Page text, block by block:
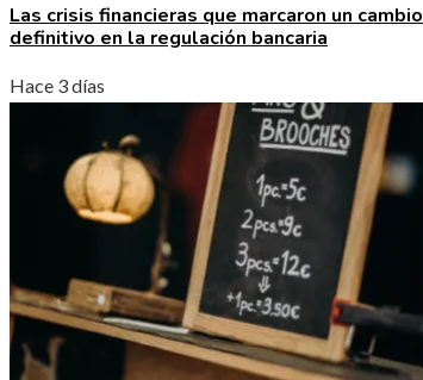
Las crisis financieras que marcaron un cambio
definitivo en la regulación bancaria
Hace 3 días